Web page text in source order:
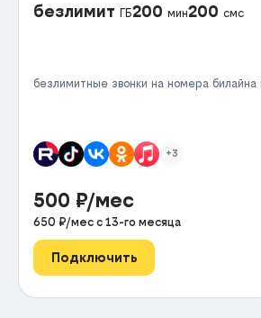
безлимит ГБ200 мин200 смс
безлимитные звонки на номера билайна
+3
500 ₽/мес
650 ₽/мес с 13-го месяца
Подключить